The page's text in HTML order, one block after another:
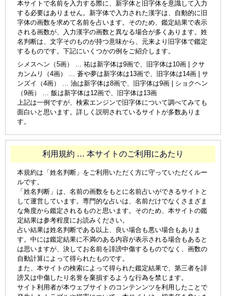
本サイトで名前を入力する際に、新字体と旧字体を意識して入力
する必要はありません。新字体で入力された漢字は、自動的に旧
字体の画数を求めて名前を占います。そのため、鑑定結果で表示
される画数が、入力漢字の画数と異なる場合が多くあります。姓
名判断は、文字そのものが持つ意味から、元来より旧字体で鑑定
するものです。下記にいくつかの例をご紹介します。
シメスヘン（5画） … 祐は新字体は9画で、旧字体は10画 | クサ
カンムリ（4画） … 蒼や夢は新字体は13画で、旧字体は14画 | サ
ンズイ（4画） … 油は新字体は8画で、旧字体は9画 | ショクヘン
（9画） … 飯は新字体は12画で、旧字体は13画
上記は一例ですが、検索エンジンで旧字体について調べてみても
面白いと思います。詳しく説明されているサイトが多数ありま
す。
利用規約 … 本サイトのご利用にあたり
本規約は「姓名判断」をご利用いただく方に守っていただくルー
ルです。
「姓名判断」は、名前の画数をもとに名前占いができるサイトと
して運営しています。専門的な占いは、名前だけでなくさまざま
な角度から鑑定されるものと思います。そのため、本サイトの鑑
定結果は参考程度にお読みください。
占い結果は姓名判断である以上、良い場合も悪い場合もありま
す。中には鑑定結果に不満のある内容が表示される場合もあると
は思いますが、決してお名前を誹謗中傷するものでなく、画数の
自動計算によって得られたものです。
また、本サイトの検索によって得られた鑑定結果で、第三者を誹
謗又は中傷したり名誉を棄損するような行為を禁じます。
サイト利用者が本ウェブサイトのコンテンンツを利用したことで